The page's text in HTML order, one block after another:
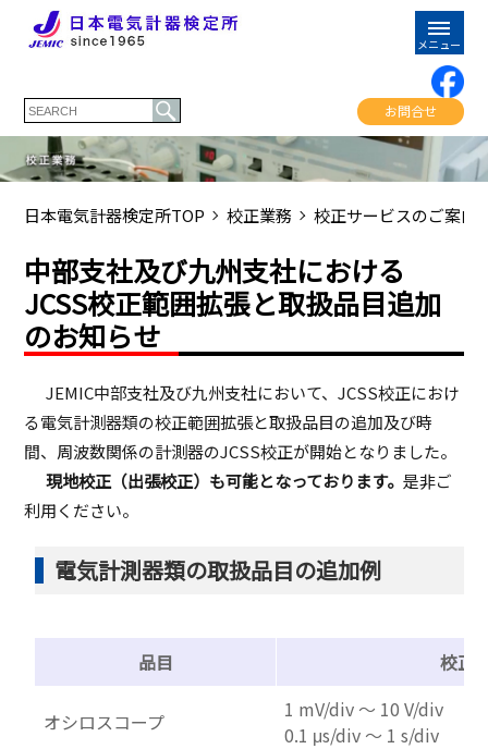
お問合せ
日本電気計器検定所TOP 校正業務 校正サービスのご案内
中部支社及び九州支社における
JCSS校正範囲拡張と取扱品目追加
のお知らせ
JEMIC中部支社及び九州支社において、JCSS校正におけ
る電気計測器類の校正範囲拡張と取扱品目の追加及び時
間、周波数関係の計測器のJCSS校正が開始となりました。
現地校正（出張校正）も可能となっております。是非ご
利用ください。
電気計測器類の取扱品目の追加例
品目 校正
オシロスコープ
1 mV/div ～ 10 V/div
0.1 μs/div ～ 1 s/div